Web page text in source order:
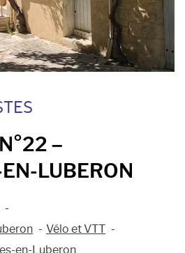
–
LUBERON
Vélo et VTT
en-Luberon